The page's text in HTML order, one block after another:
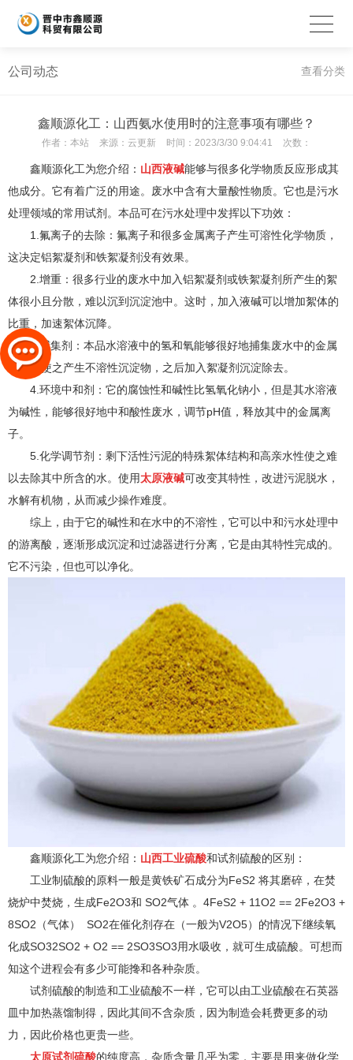
公司动态 查看分类
鑫顺源化工：山西氨水使用时的注意事项有哪些？
作者： 本站 来源： 云更新 时间： 2023/3/30 9:04:41 次数：
鑫顺源化工为您介绍： 山西液碱能够与很多化学物质反应形成其
他成分。它有着广泛的用途。废水中含有大量酸性物质。它也是污水
处理领域的常用试剂。本品可在污水处理中发挥以下功效：
1.氟离子的去除：氟离子和很多金属离子产生可溶性化学物质，
这决定铝絮凝剂和铁絮凝剂没有效果。
2.增重：很多行业的废水中加入铝絮凝剂或铁絮凝剂所产生的絮
体很小且分散，难以沉到沉淀池中。这时，加入液碱可以增加絮体的
比重，加速絮体沉降。
3.捕集剂：本品水溶液中的氢和氧能够很好地捕集废水中的金属
离子，使之产生不溶性沉淀物，之后加入絮凝剂沉淀除去。
4.环境中和剂：它的腐蚀性和碱性比氢氧化钠小，但是其水溶液
为碱性，能够很好地中和酸性废水，调节pH值，释放其中的金属离
子。
5.化学调节剂：剩下活性污泥的特殊絮体结构和高亲水性使之难
以去除其中所含的水。使用太原液碱可改变其特性，改进污泥脱水，
水解有机物，从而减少操作难度。
综上，由于它的碱性和在水中的不溶性，它可以中和污水处理中
的游离酸，逐渐形成沉淀和过滤器进行分离，它是由其特性完成的。
它不污染，但也可以净化。
鑫顺源化工为您介绍： 山西工业硫酸和试剂硫酸的区别：
工业制硫酸的原料一般是黄铁矿石成分为FeS2 将其磨碎，在焚
烧炉中焚烧，生成Fe2O3和 SO2气体 。4FeS2 + 11O2 == 2Fe2O3 +
8SO2（气体） SO2在催化剂存在（一般为V2O5）的情况下继续氧
化成SO32SO2 + O2 == 2SO3SO3用水吸收，就可生成硫酸。可想而
知这个进程会有多少可能搀和各种杂质。
试剂硫酸的制造和工业硫酸不一样，它可以由工业硫酸在石英器
皿中加热蒸馏制得，因此其间不含杂质，因为制造会耗费更多的动
力，因此价格也更贵一些。
太原试剂硫酸的纯度高，杂质含量几乎为零，主要是用来做化学